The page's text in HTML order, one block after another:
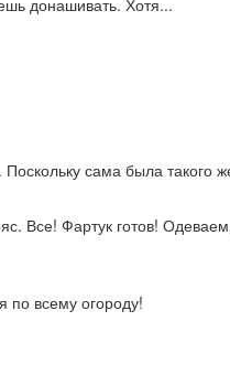
сама была
Все! Фартук готов!
по всему огороду!